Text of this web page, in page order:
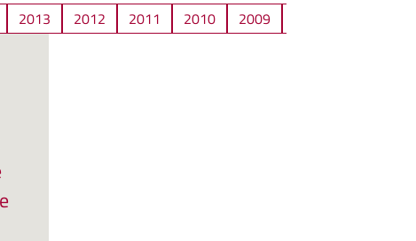
2013 2012 2011 2010 2009